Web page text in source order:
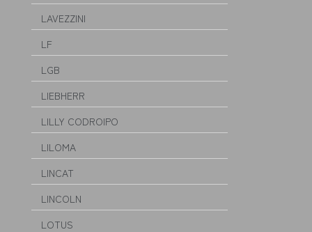
LAVEZZINI
LF
LGB
LIEBHERR
LILLY CODROIPO
LILOMA
LINCAT
LINCOLN
LOTUS